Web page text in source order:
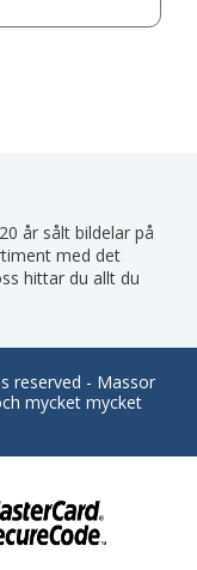
år sålt bildelar på
med det
hittar du allt du
reserved - Massor
mycket mycket